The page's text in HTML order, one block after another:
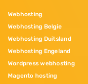
Webhosting
Webhosting Belgie
Webhosting Duitsland
Webhosting Engeland
Wordpress webhosting
Magento hosting